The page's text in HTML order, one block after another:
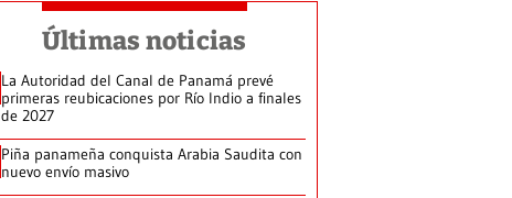
Últimas noticias
La Autoridad del Canal de Panamá prevé
primeras reubicaciones por Río Indio a finales
de 2027
Piña panameña conquista Arabia Saudita con
nuevo envío masivo